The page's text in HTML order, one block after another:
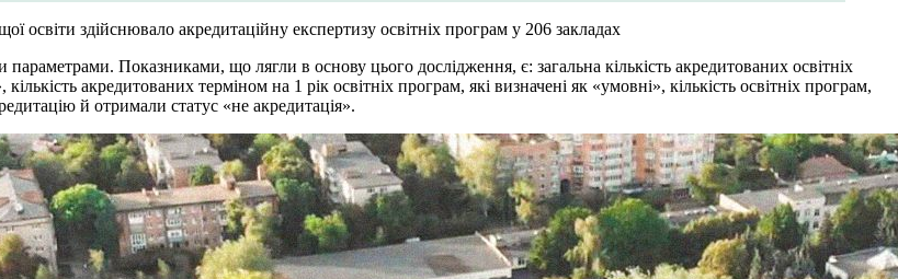
освіти здійснювало акредитаційну експертизу освітніх програм у 206 закладах
Показниками, що лягли в основу цього дослідження, є: загальна кількість акредитованих освітніх
акредитованих терміном на 1 рік освітніх програм, які визначені як «умовні», кількість освітніх програм,
й отримали статус «не акредитація».